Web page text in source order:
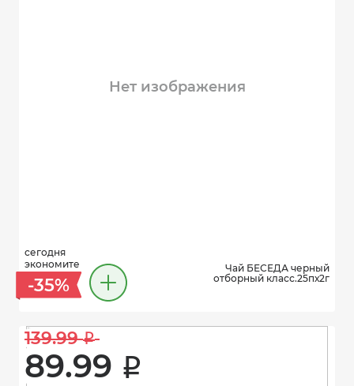
Нет изображения
сегодня
экономите
-35%
Чай БЕСЕДА черный
отборный класс.25пх2г
139.99 i
89.99 i